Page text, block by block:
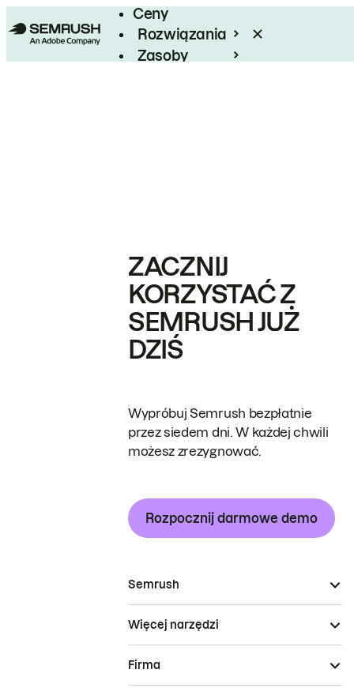
Ceny
Rozwiązania
Zasoby
ZACZNIJ
KORZYSTAĆ Z
SEMRUSH JUŻ
DZIŚ
Wypróbuj Semrush bezpłatnie
przez siedem dni. W każdej chwili
możesz zrezygnować.
Rozpocznij darmowe demo
Semrush
Więcej narzędzi
Firma